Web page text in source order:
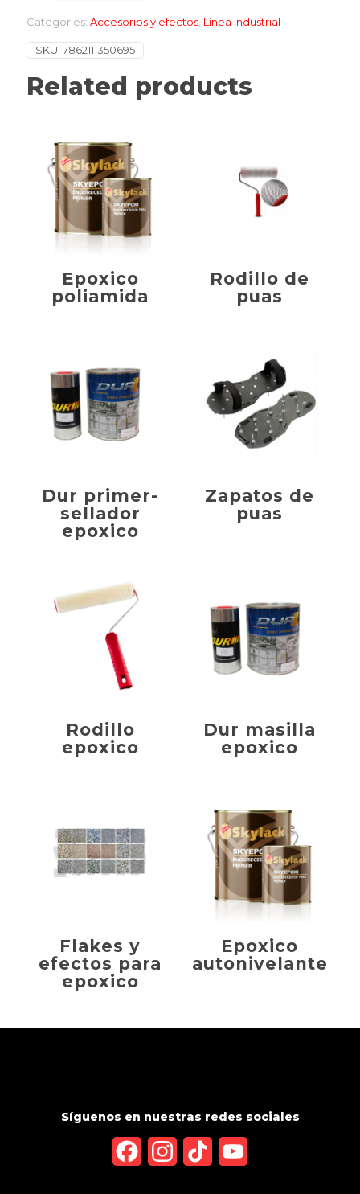
Categories: Accesorios y efectos Línea Industrial
SKU: 7862111350695
Related products
Epoxico
poliamida
Rodillo de
puas
Dur primer-
sellador
epoxico
Zapatos de
puas
Rodillo
epoxico
Dur masilla
epoxico
Flakes y
efectos para
epoxico
Epoxico
autonivelante
Síguenos en nuestras redes sociales
FacebookInstagram
TikTok